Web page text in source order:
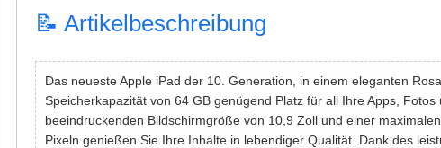
📝 Artikelbeschreibung
Das neueste Apple iPad der 10. Generation, in einem eleganten
Speicherkapazität von 64 GB genügend Platz für all Ihre Apps,
beeindruckenden Bildschirmgröße von 10,9 Zoll und einer
Pixeln genießen Sie Ihre Inhalte in lebendiger Qualität. Dank des